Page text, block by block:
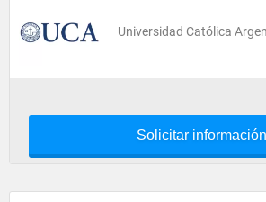
Universidad Católica
Solicitar información